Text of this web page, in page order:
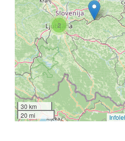
2
30 km
20 mi